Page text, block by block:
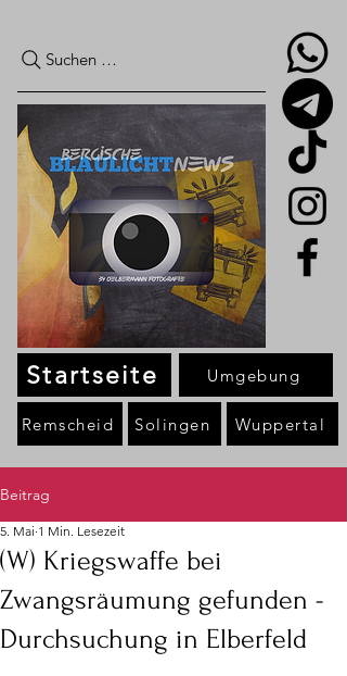
Suchen …
Startseite
Remscheid Solingen Wuppertal
Umgebung
Beitrag
(W) Kriegswaffe bei
Zwangsräumung gefunden -
Durchsuchung in Elberfeld
5. Mai 1 Min. Lesezeit